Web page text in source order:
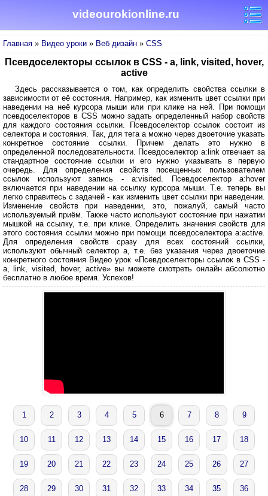
videourokionline.ru
Главная » Видео уроки » Веб дизайн » CSS
Псевдоселекторы ссылок в CSS - a, link, visited, hover,
active
Здесь рассказывается о том, как определить свойства ссылки в
зависимости от её состояния. Например, как изменить цвет ссылки при
наведении на неё курсора мыши или при клике на ней. При помощи
псевдоселекторов в CSS можно задать определенный набор свойств
для каждого состояния ссылки. Псевдоселектор ссылок состоит из
селектора и состояния. Так, для тега a можно через двоеточие указать
конкретное состояние ссылки. Причем делать это нужно в
определенной последовательности. Псевдоселектор a:link отвечает за
стандартное состояние ссылки и его нужно указывать в первую
очередь. Для определения свойств посещенных пользователем
ссылок используют запись - a:visited. Псевдоселектор a:hover
включается при наведении на ссылку курсора мыши. Т.е. теперь вы
легко справитесь с задачей - как изменить цвет ссылки при наведении.
Изменение свойств при наведении, это, пожалуй, самый часто
используемый приём. Также часто используют состояние при нажатии
мышкой на ссылку, т.е. при клике. Определить значения свойств для
этого состояния ссылки можно при помощи псевдоселектора a:active.
Для определения свойств сразу для всех состояний ссылки,
используют обычный селектор a, т.е. без указания через двоеточие
конкретного состояния Видео урок «Псевдоселекторы ссылок в CSS -
a, link, visited, hover, active» вы можете смотреть онлайн абсолютно
бесплатно в любое время. Успехов!
1 2 3 4 5 6 7 8 9
10 11 12 13 14 15 16 17 18
19 20 21 22 23 24 25 26 27
28 29 30 31 32 33 34 35 36